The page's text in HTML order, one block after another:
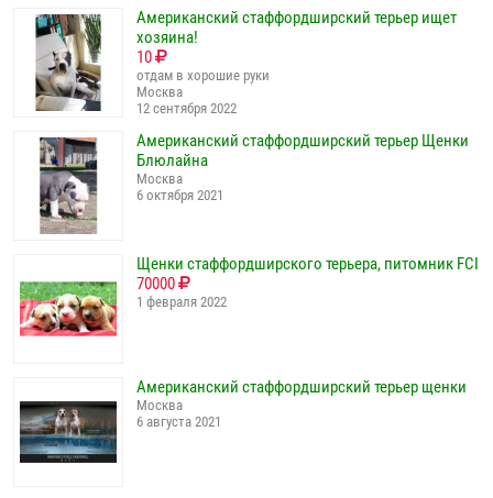
Американский стаффордширский терьер ищет
хозяина!
10
отдам в хорошие руки
Москва
12 сентября 2022
Американский стаффордширский терьер Щенки
Блюлайна
Москва
6 октября 2021
Щенки стаффордширского терьера, питомник FCI
70000
1 февраля 2022
Американский стаффордширский терьер щенки
Москва
6 августа 2021